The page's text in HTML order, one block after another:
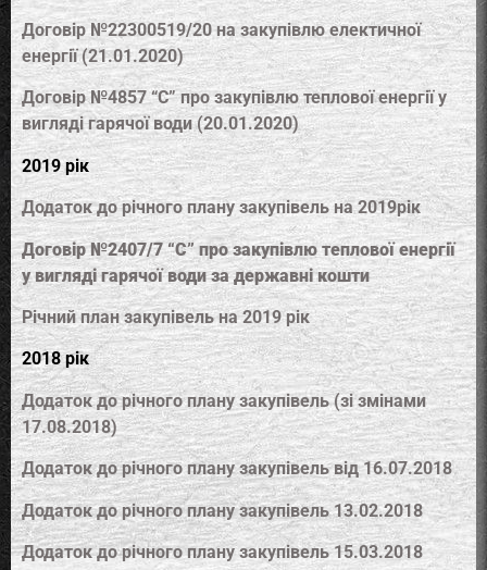
Договір №22300519/20 на закупівлю електичної
енергії (21.01.2020)
Договір №4857 “С” про закупівлю теплової енергії у
вигляді гарячої води (20.01.2020)
2019 рік
Додаток до річного плану закупівель на 2019рік
Договір №2407/7 “С” про закупівлю теплової енергії
у вигляді гарячої води за державні кошти
Річний план закупівель на 2019 рік
2018 рік
Додаток до річного плану закупівель (зі змінами
17.08.2018)
Додаток до річного плану закупівель від 16.07.2018
Додаток до річного плану закупівель 13.02.2018
Додаток до річного плану закупівель 15.03.2018